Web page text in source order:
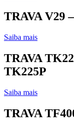
TRAVA V29
Saiba mais
TRAVA
TK225P
Saiba mais
TRAVA